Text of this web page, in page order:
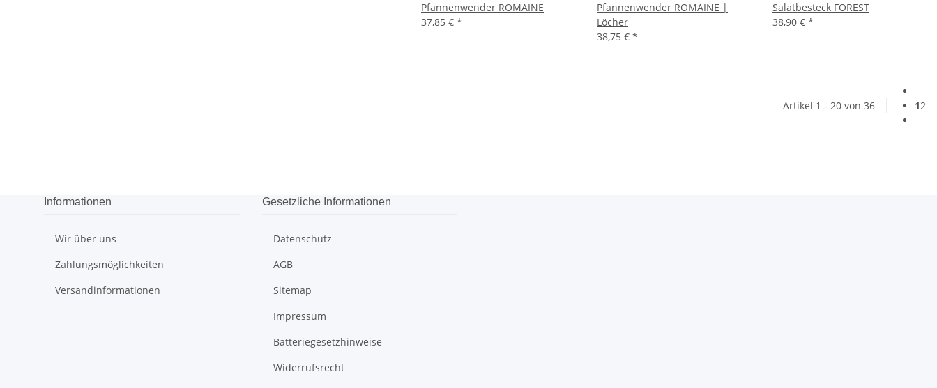
Pfannenwender ROMAINE
37,85 € *
Pfannenwender ROMAINE |
Löcher
38,75 € *
Salatbesteck FOREST
38,90 € *
Artikel 1 - 20 von 36 12
Informationen
Wir über uns
Zahlungsmöglichkeiten
Versandinformationen
Gesetzliche Informationen
Datenschutz
AGB
Sitemap
Impressum
Batteriegesetzhinweise
Widerrufsrecht